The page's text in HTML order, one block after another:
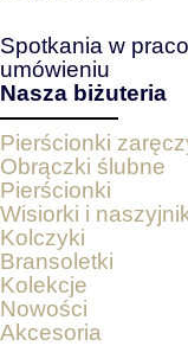
Spotkania w
umówieniu
Nasza biżuteria
Pierścionki
Obrączki ślubne
Pierścionki
Wisiorki i
Kolczyki
Bransoletki
Kolekcje
Nowości
Akcesoria